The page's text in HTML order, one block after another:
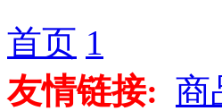
首页 1
友情链接: 商